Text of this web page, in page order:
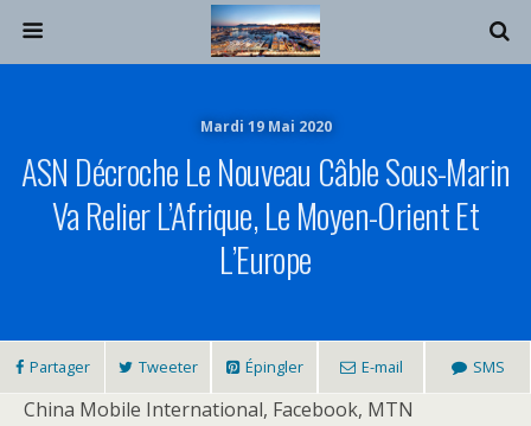
Mardi 19 Mai 2020
ASN Décroche Le Nouveau Câble Sous-Marin
Va Relier L’Afrique, Le Moyen-Orient Et
L’Europe
Partager Tweeter Épingler E-mail SMS
China Mobile International, Facebook, MTN